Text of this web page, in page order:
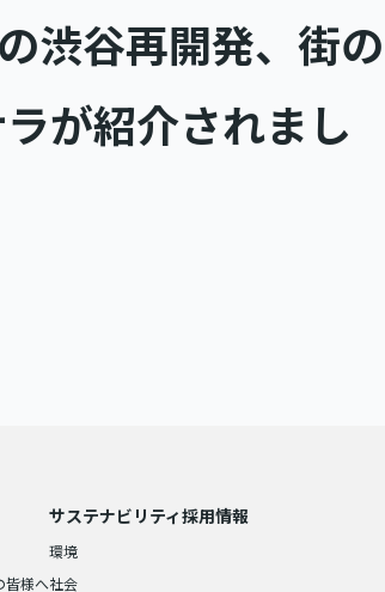
渋谷再開発、街の
が紹介されまし
皆様へ
サステナビリティ
環境
社会
採用情報